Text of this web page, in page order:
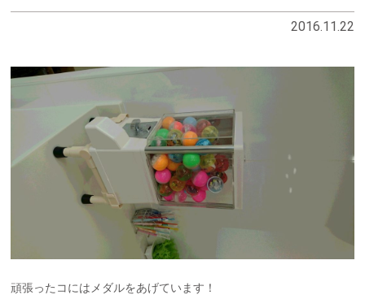
2016.11.22
頑張ったコにはメダルをあげています！